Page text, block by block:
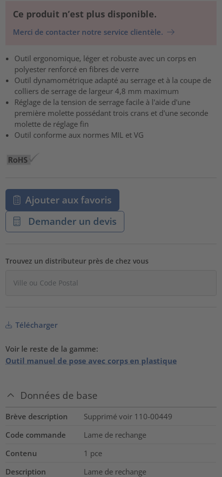
Ce produit n’est plus disponible.
Merci de contacter notre service clientèle.
Outil ergonomique, léger et robuste avec un corps en
polyester renforcé en fibres de verre
Outil dynamométrique adapté au serrage et à la coupe de
colliers de serrage de largeur 4,8 mm maximum
Réglage de la tension de serrage facile à l'aide d'une
première molette possédant trois crans et d'une seconde
molette de réglage fin
Outil conforme aux normes MIL et VG
Ajouter aux favoris
Demander un devis
Trouvez un distributeur près de chez vous
Télécharger
Voir le reste de la gamme:
Outil manuel de pose avec corps en plastique
Données de base
Brève description
Supprimé voir 110-00449
Code commande
Lame de rechange
Contenu
1 pce
Description
Lame de rechange